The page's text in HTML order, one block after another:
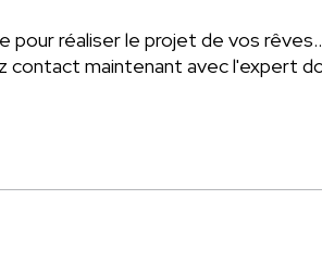
pour réaliser le projet de vos rêves..
contact maintenant avec l'expert